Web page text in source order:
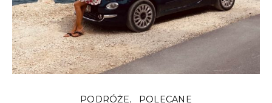
PODRÓŻE POLECANE